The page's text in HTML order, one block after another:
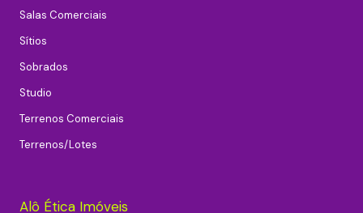
Salas Comerciais
Sítios
Sobrados
Studio
Terrenos Comerciais
Terrenos/Lotes
Alô Ética Imóveis